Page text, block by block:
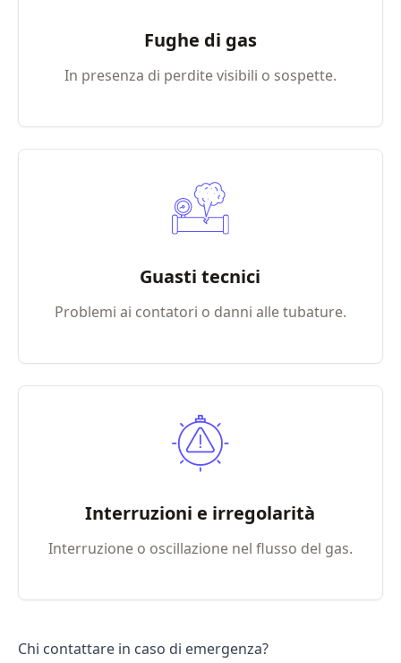
Fughe di gas
In presenza di perdite visibili o sospette.
Guasti tecnici
Problemi ai contatori o danni alle tubature.
Interruzioni e irregolarità
Interruzione o oscillazione nel flusso del gas.
Chi contattare in caso di emergenza?